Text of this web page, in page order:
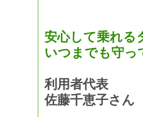
安心して乗れる
いつまでも守っ
利用者代表
佐藤千恵子さん